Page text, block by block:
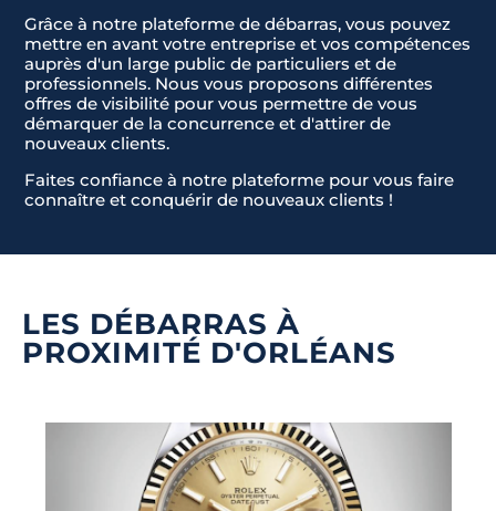
Grâce à notre plateforme de débarras, vous pouvez
mettre en avant votre entreprise et vos compétences
auprès d'un large public de particuliers et de
professionnels. Nous vous proposons différentes
offres de visibilité pour vous permettre de vous
démarquer de la concurrence et d'attirer de
nouveaux clients.
Faites confiance à notre plateforme pour vous faire
connaître et conquérir de nouveaux clients !
LES DÉBARRAS À
PROXIMITÉ D'ORLÉANS